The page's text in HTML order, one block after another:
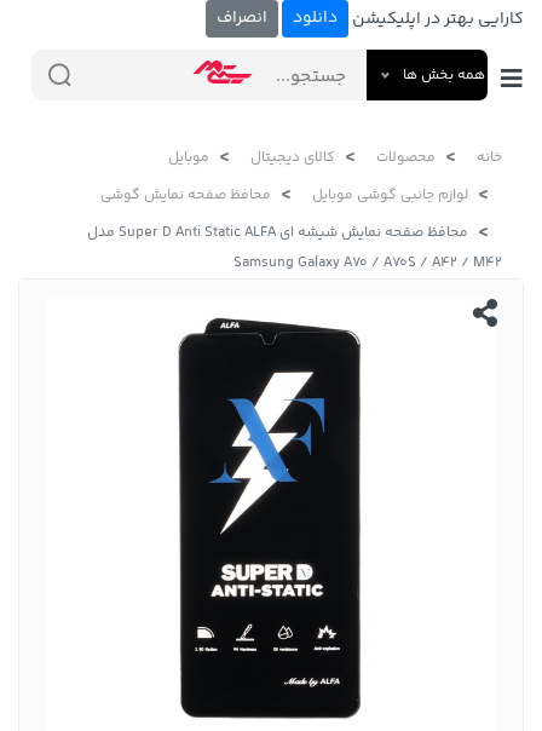
کارایی بهتر در اپلیکیشن دانلود انصراف
همه بخش ها
خانه محصولات کالای دیجیتال
موبایل
لوازم جانبی گوشی موبایل
محافظ صفحه نمایش گوشی
محافظ صفحه نمایش شیشه ای Super D Anti Static ALFA مدل
Samsung Galaxy A70 / A70S / A42 / M42